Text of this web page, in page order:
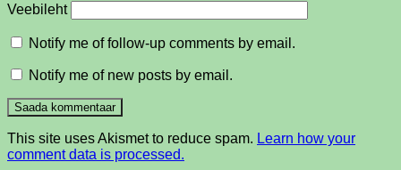
Veebileht
Notify me of follow-up comments by email.
Notify me of new posts by email.
This site uses Akismet to reduce spam. Learn how your
comment data is processed.